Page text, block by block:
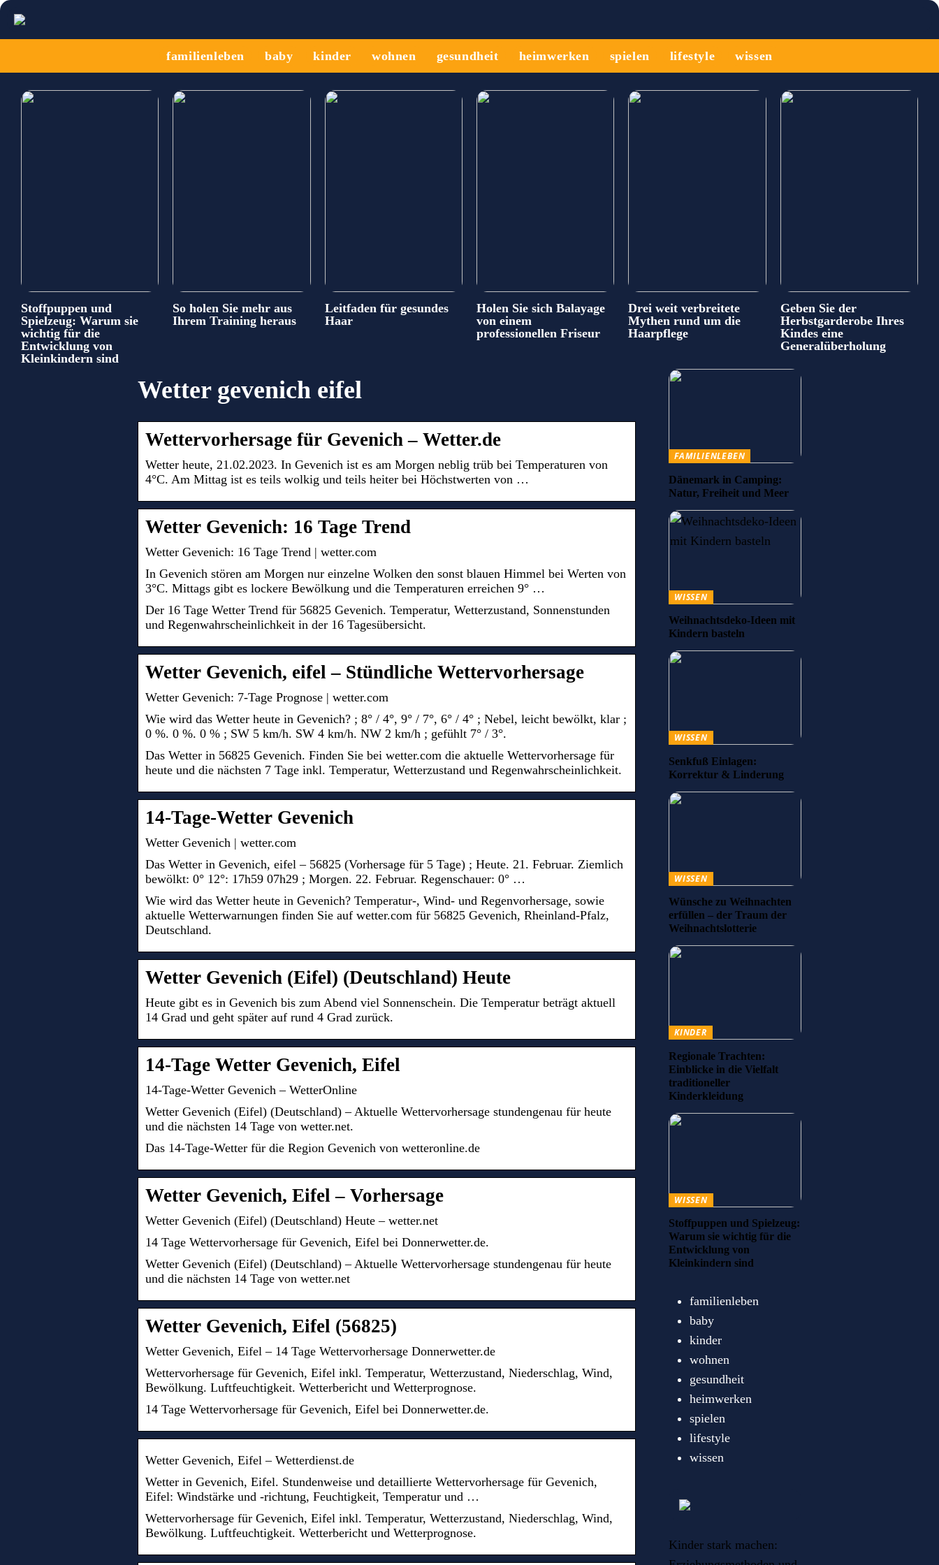
familienleben baby kinder wohnen gesundheit heimwerken spielen lifestyle wissen
Stoffpuppen und
Spielzeug: Warum sie
wichtig für die
Entwicklung von
Kleinkindern sind
So holen Sie mehr aus
Ihrem Training heraus
Leitfaden für gesundes
Haar
Holen Sie sich Balayage
von einem
professionellen Friseur
Drei weit verbreitete
Mythen rund um die
Haarpflege
Geben Sie der
Herbstgarderobe Ihres
Kindes eine
Generalüberholung
Wetter gevenich eifel
Wettervorhersage für Gevenich – Wetter.de
Wetter heute, 21.02.2023. In Gevenich ist es am Morgen neblig trüb bei Temperaturen von
4°C. Am Mittag ist es teils wolkig und teils heiter bei Höchstwerten von …
Wetter Gevenich: 16 Tage Trend
Wetter Gevenich: 16 Tage Trend | wetter.com
In Gevenich stören am Morgen nur einzelne Wolken den sonst blauen Himmel bei Werten von
3°C. Mittags gibt es lockere Bewölkung und die Temperaturen erreichen 9° …
Der 16 Tage Wetter Trend für 56825 Gevenich. Temperatur, Wetterzustand, Sonnenstunden
und Regenwahrscheinlichkeit in der 16 Tagesübersicht.
Wetter Gevenich, eifel – Stündliche Wettervorhersage
Wetter Gevenich: 7-Tage Prognose | wetter.com
Wie wird das Wetter heute in Gevenich? ; 8° / 4°, 9° / 7°, 6° / 4° ; Nebel, leicht bewölkt, klar ;
0 %. 0 %. 0 % ; SW 5 km/h. SW 4 km/h. NW 2 km/h ; gefühlt 7° / 3°.
Das Wetter in 56825 Gevenich. Finden Sie bei wetter.com die aktuelle Wettervorhersage für
heute und die nächsten 7 Tage inkl. Temperatur, Wetterzustand und Regenwahrscheinlichkeit.
14-Tage-Wetter Gevenich
Wetter Gevenich | wetter.com
Das Wetter in Gevenich, eifel – 56825 (Vorhersage für 5 Tage) ; Heute. 21. Februar. Ziemlich
bewölkt: 0° 12°: 17h59 07h29 ; Morgen. 22. Februar. Regenschauer: 0° …
Wie wird das Wetter heute in Gevenich? Temperatur-, Wind- und Regenvorhersage, sowie
aktuelle Wetterwarnungen finden Sie auf wetter.com für 56825 Gevenich, Rheinland-Pfalz,
Deutschland.
Wetter Gevenich (Eifel) (Deutschland) Heute
Heute gibt es in Gevenich bis zum Abend viel Sonnenschein. Die Temperatur beträgt aktuell
14 Grad und geht später auf rund 4 Grad zurück.
14-Tage Wetter Gevenich, Eifel
14-Tage-Wetter Gevenich – WetterOnline
Wetter Gevenich (Eifel) (Deutschland) – Aktuelle Wettervorhersage stundengenau für heute
und die nächsten 14 Tage von wetter.net.
Das 14-Tage-Wetter für die Region Gevenich von wetteronline.de
Wetter Gevenich, Eifel – Vorhersage
Wetter Gevenich (Eifel) (Deutschland) Heute – wetter.net
14 Tage Wettervorhersage für Gevenich, Eifel bei Donnerwetter.de.
Wetter Gevenich (Eifel) (Deutschland) – Aktuelle Wettervorhersage stundengenau für heute
und die nächsten 14 Tage von wetter.net
Wetter Gevenich, Eifel (56825)
Wetter Gevenich, Eifel – 14 Tage Wettervorhersage Donnerwetter.de
Wettervorhersage für Gevenich, Eifel inkl. Temperatur, Wetterzustand, Niederschlag, Wind,
Bewölkung. Luftfeuchtigkeit. Wetterbericht und Wetterprognose.
14 Tage Wettervorhersage für Gevenich, Eifel bei Donnerwetter.de.
Wetter Gevenich, Eifel – Wetterdienst.de
Wetter in Gevenich, Eifel. Stundenweise und detaillierte Wettervorhersage für Gevenich,
Eifel: Windstärke und -richtung, Feuchtigkeit, Temperatur und …
Wettervorhersage für Gevenich, Eifel inkl. Temperatur, Wetterzustand, Niederschlag, Wind,
Bewölkung. Luftfeuchtigkeit. Wetterbericht und Wetterprognose.
FAMILIENLEBEN
Dänemark in Camping:
Natur, Freiheit und Meer
WISSEN
Weihnachtsdeko-Ideen mit
Kindern basteln
WISSEN
Senkfuß Einlagen:
Korrektur & Linderung
WISSEN
Wünsche zu Weihnachten
erfüllen – der Traum der
Weihnachtslotterie
KINDER
Regionale Trachten:
Einblicke in die Vielfalt
traditioneller
Kinderkleidung
WISSEN
Stoffpuppen und Spielzeug:
Warum sie wichtig für die
Entwicklung von
Kleinkindern sind
familienleben
baby
kinder
wohnen
gesundheit
heimwerken
spielen
lifestyle
wissen
Kinder stark machen: